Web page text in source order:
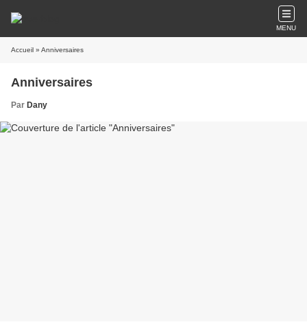
MENU
Accueil » Anniversaires
Anniversaires
Par Dany